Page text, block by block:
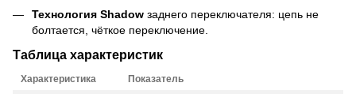
Технология Shadow заднего переключателя: цепь не
болтается, чёткое переключение.
Таблица характеристик
Характеристика Показатель